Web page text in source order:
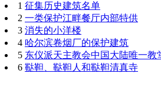
1 征集历史建筑名单
2 一类保护江畔餐厅内部特供
3 消失的小洋楼
4 哈尔滨卷烟厂的保护建筑
5 东仪派天主教会中国大陆唯一教
6 鞑靼、鞑靼人和鞑靼清真寺